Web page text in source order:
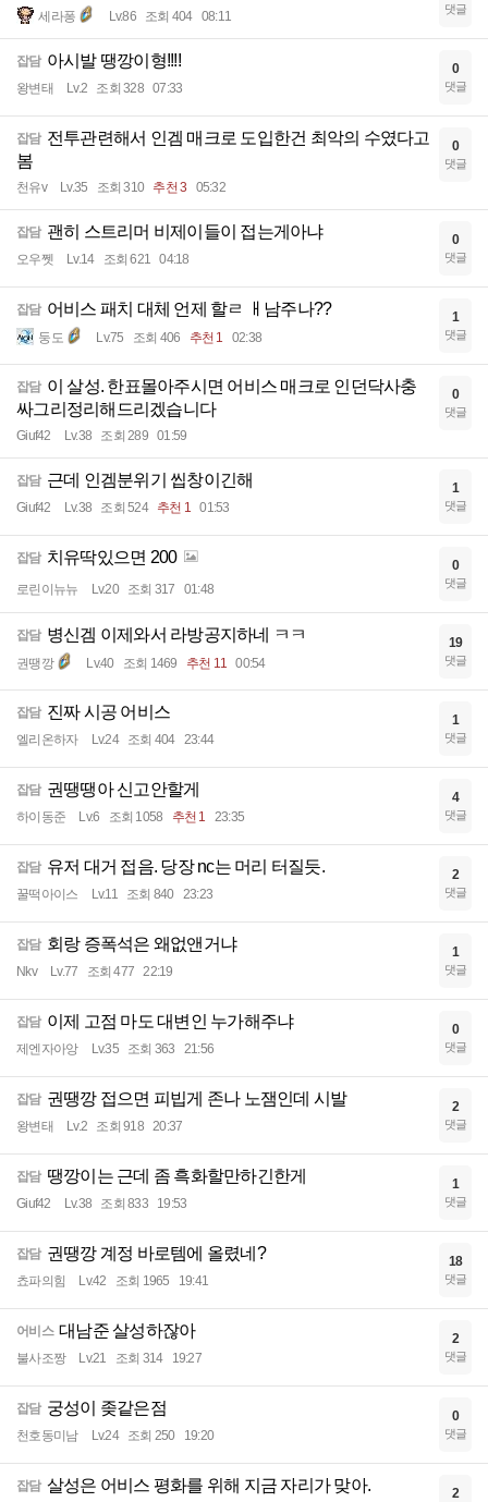
세라퐁 Lv.86 조회 404 08:11 댓글
잡담 아시발 땡깡이형!!!!
왕변태 Lv.2 조회 328 07:33
0
댓글
잡담 전투관련해서 인겜 매크로 도입한건 최악의 수였다고
봄
천유v Lv.35 조회 310 추천 3 05:32
0
댓글
잡담 괜히 스트리머 비제이들이 접는게아냐
오우쩻 Lv.14 조회 621 04:18
0
댓글
잡담 어비스 패치 대체 언제 할ㄹ ㅐ남주나??
둥도 Lv.75 조회 406 추천 1 02:38
1
댓글
잡담 이 살성. 한표몰아주시면 어비스 매크로 인던닥사충
싸그리정리해드리겠습니다
Giuf42 Lv.38 조회 289 01:59
0
댓글
잡담 근데 인겜분위기 씹창이긴해
Giuf42 Lv.38 조회 524 추천 1 01:53
1
댓글
잡담 치유딱있으면 200
로린이뉴뉴 Lv.20 조회 317 01:48
0
댓글
잡담 병신겜 이제와서 라방공지하네 ㅋㅋ
권땡깡 Lv.40 조회 1469 추천 11 00:54
19
댓글
잡담 진짜 시공 어비스
엘리온하자 Lv.24 조회 404 23:44
1
댓글
잡담 권땡땡아 신고안할게
하이동준 Lv.6 조회 1058 추천 1 23:35
4
댓글
잡담 유저 대거 접음. 당장 nc는 머리 터질듯.
꿀떡아이스 Lv.11 조회 840 23:23
2
댓글
잡담 회랑 증폭석은 왜없앤거냐
Nkv Lv.77 조회 477 22:19
1
댓글
잡담 이제 고점 마도 대변인 누가해주냐
제엔자아앙 Lv.35 조회 363 21:56
0
댓글
잡담 권땡깡 접으면 피빕게 존나 노잼인데 시발
왕변태 Lv.2 조회 918 20:37
2
댓글
잡담 땡깡이는 근데 좀 흑화할만하긴한게
Giuf42 Lv.38 조회 833 19:53
1
댓글
잡담 권땡깡 계정 바로템에 올렸네?
쵸파의힘 Lv.42 조회 1965 19:41
18
댓글
어비스 대남준 살성하잖아
불사조짱 Lv.21 조회 314 19:27
2
댓글
잡담 궁성이 좆같은점
천호동미남 Lv.24 조회 250 19:20
0
댓글
잡담 살성은 어비스 평화를 위해 지금 자리가 맞아. 2